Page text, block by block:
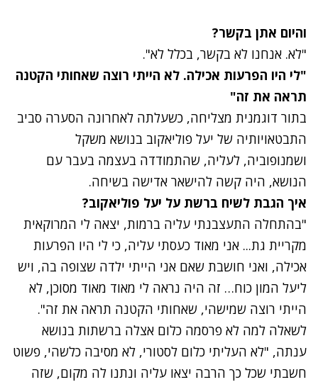
והיום אתן בקשר?
"לא. אנחנו לא בקשר, בכלל לא".
"לי היו הפרעות אכילה. לא הייתי רוצה שאחותי הקטנה
תראה את זה"
בתור דוגמנית מצליחה, כשעלתה לאחרונה הסערה סביב
התבטאויותיה של יעל פוליאקוב בנושא משקל
ושמנופוביה, לעליה, שהתמודדה בעצמה בעבר עם
הנושא, היה קשה להישאר אדישה בשיחה.
איך הגבת לשיח ברשת על יעל פוליאקוב?
"בהתחלה התעצבנתי עליה ברמות, יצאה לי המרוקאית
מקריית גת... אני מאוד כעסתי עליה, כי לי היו הפרעות
אכילה, ואני חושבת שאם אני הייתי ילדה שצופה בה, ויש
ליעל המון כוח… זה היה נראה לי מאוד מאוד מסוכן, לא
הייתי רוצה שמישהי, שאחותי הקטנה תראה את זה".
לשאלה למה לא פרסמה כלום אצלה ברשתות בנושא
ענתה, "לא העליתי כלום לסטורי, לא מסיבה כלשהי, פשוט
חשבתי שכל כך הרבה יצאו עליה ונתנו לה מקום, שזה